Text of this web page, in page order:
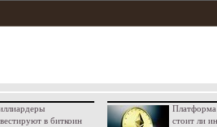
в биткоин
стоит ли